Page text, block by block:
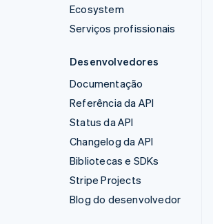
Ecosystem
Serviços profissionais
Desenvolvedores
Documentação
Referência da API
Status da API
Changelog da API
Bibliotecas e SDKs
Stripe Projects
Blog do desenvolvedor